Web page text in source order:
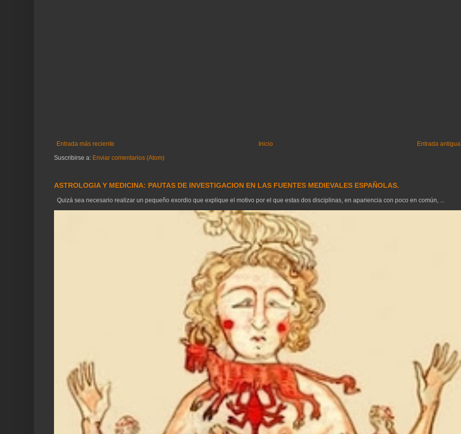
Entrada más reciente Entrada antigua
Inicio
Suscribirse a: Enviar comentarios (Atom)
ASTROLOGIA Y MEDICINA: PAUTAS DE INVESTIGACION EN LAS FUENTES MEDIEVALES ESPAÑOLAS.
Quizá sea necesario realizar un pequeño exordio que explique el motivo por el que estas dos disciplinas, en apariencia con poco en común, ...